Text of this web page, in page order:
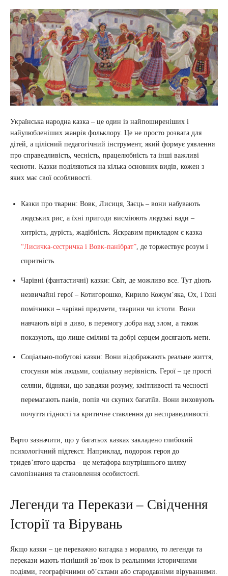
Українська народна казка – це один із найпоширеніших і
найулюбленіших жанрів фольклору. Це не просто розвага для
дітей, а цілісний педагогічний інструмент, який формує уявлення
про справедливість, чесність, працелюбність та інші важливі
чесноти. Казки поділяються на кілька основних видів, кожен з
яких має свої особливості.
Казки про тварин: Вовк, Лисиця, Заєць – вони набувають
людських рис, а їхні пригоди висміюють людські вади –
хитрість, дурість, жадібність. Яскравим прикладом є казка
“Лисичка-сестричка і Вовк-панібрат” , де торжествує розум і
спритність.
Чарівні (фантастичні) казки: Світ, де можливо все. Тут діють
незвичайні герої – Котигорошко, Кирило Кожум’яка, Ох, і їхні
помічники – чарівні предмети, тварини чи істоти. Вони
навчають вірі в диво, в перемогу добра над злом, а також
показують, що лише сміливі та добрі серцем досягають мети.
Соціально-побутові казки: Вони відображають реальне життя,
стосунки між людьми, соціальну нерівність. Герої – це прості
селяни, бідняки, що завдяки розуму, кмітливості та чесності
перемагають панів, попів чи скупих багатіїв. Вони виховують
почуття гідності та критичне ставлення до несправедливості.
Варто зазначити, що у багатьох казках закладено глибокий
психологічний підтекст. Наприклад, подорож героя до
тридев’ятого царства – це метафора внутрішнього шляху
самопізнання та становлення особистості.
Легенди та Перекази – Свідчення
Історії та Вірувань
Якщо казки – це переважно вигадка з мораллю, то легенди та
перекази мають тісніший зв’язок із реальними історичними
подіями, географічними об’єктами або стародавніми віруваннями.